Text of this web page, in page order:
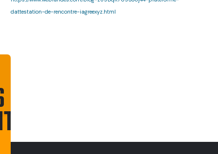
dattestation-de-rencontre-iagreexyz.html
NOUS